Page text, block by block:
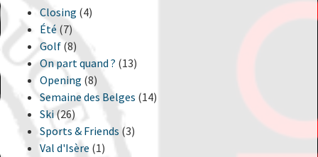
Closing (4)
Été (7)
Golf (8)
On part quand ? (13)
Opening (8)
Semaine des Belges (14)
Ski(26)
Sports & Friends (3)
Val d'Isère (1)